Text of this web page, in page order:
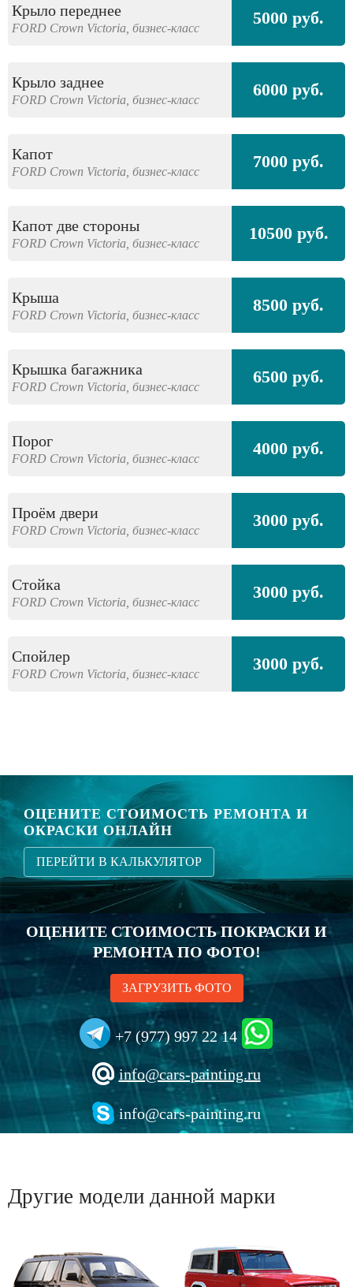
Крыло переднее
FORD Crown Victoria, бизнес-класс 5000 руб.
Крыло заднее
FORD Crown Victoria, бизнес-класс 6000 руб.
Капот
FORD Crown Victoria, бизнес-класс 7000 руб.
Капот две стороны
FORD Crown Victoria, бизнес-класс 10500 руб.
Крыша
FORD Crown Victoria, бизнес-класс 8500 руб.
Крышка багажника
FORD Crown Victoria, бизнес-класс 6500 руб.
Порог
FORD Crown Victoria, бизнес-класс 4000 руб.
Проём двери
FORD Crown Victoria, бизнес-класс 3000 руб.
Стойка
FORD Crown Victoria, бизнес-класс 3000 руб.
Спойлер
FORD Crown Victoria, бизнес-класс 3000 руб.
ОЦЕНИТЕ СТОИМОСТЬ РЕМОНТА И
ОКРАСКИ ОНЛАЙН
ПЕРЕЙТИ В КАЛЬКУЛЯТОР
ОЦЕНИТЕ СТОИМОСТЬ ПОКРАСКИ И
РЕМОНТА ПО ФОТО!
ЗАГРУЗИТЬ ФОТО
+7 (977) 997 22 14
info@cars-painting.ru
info@cars-painting.ru
Другие модели данной марки